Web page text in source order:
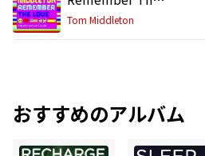
Tom Middleton
おすすめのアルバム